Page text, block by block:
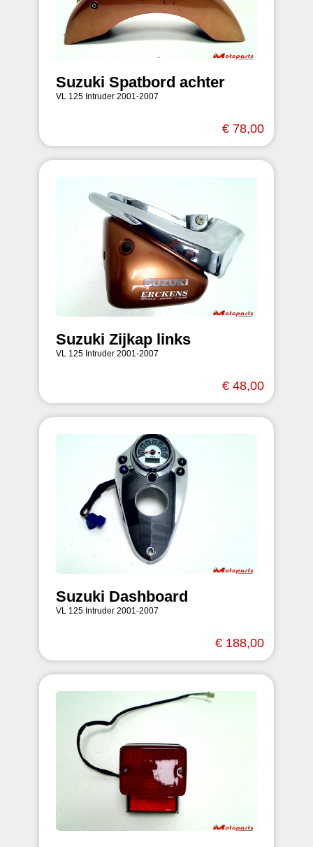
Suzuki Spatbord achter
VL 125 Intruder 2001-2007
€ 78,00
Suzuki Zijkap links
VL 125 Intruder 2001-2007
€ 48,00
Suzuki Dashboard
VL 125 Intruder 2001-2007
€ 188,00